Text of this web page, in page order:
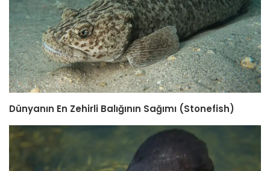
Dünyanın En Zehirli Balığının Sağımı (Stonefish)